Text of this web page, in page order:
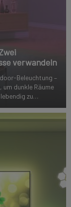
verwandeln
Beleuchtung –
dunkle Räume
zu